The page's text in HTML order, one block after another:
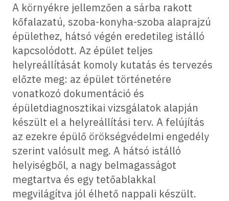
A környékre jellemzően a sárba rakott
kőfalazatú, szoba-konyha-szoba alaprajzú
épülethez, hátsó végén eredetileg istálló
kapcsolódott. Az épület teljes
helyreállítását komoly kutatás és tervezés
előzte meg: az épület történetére
vonatkozó dokumentáció és
épületdiagnosztikai vizsgálatok alapján
készült el a helyreállítási terv. A felújítás
az ezekre épülő örökségvédelmi engedély
szerint valósult meg. A hátsó istálló
helyiségből, a nagy belmagasságot
megtartva és egy tetőablakkal
megvilágítva jól élhető nappali készült.